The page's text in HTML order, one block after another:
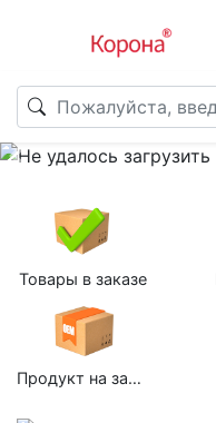
Previous
Товары в заказе
Продукт на заказ